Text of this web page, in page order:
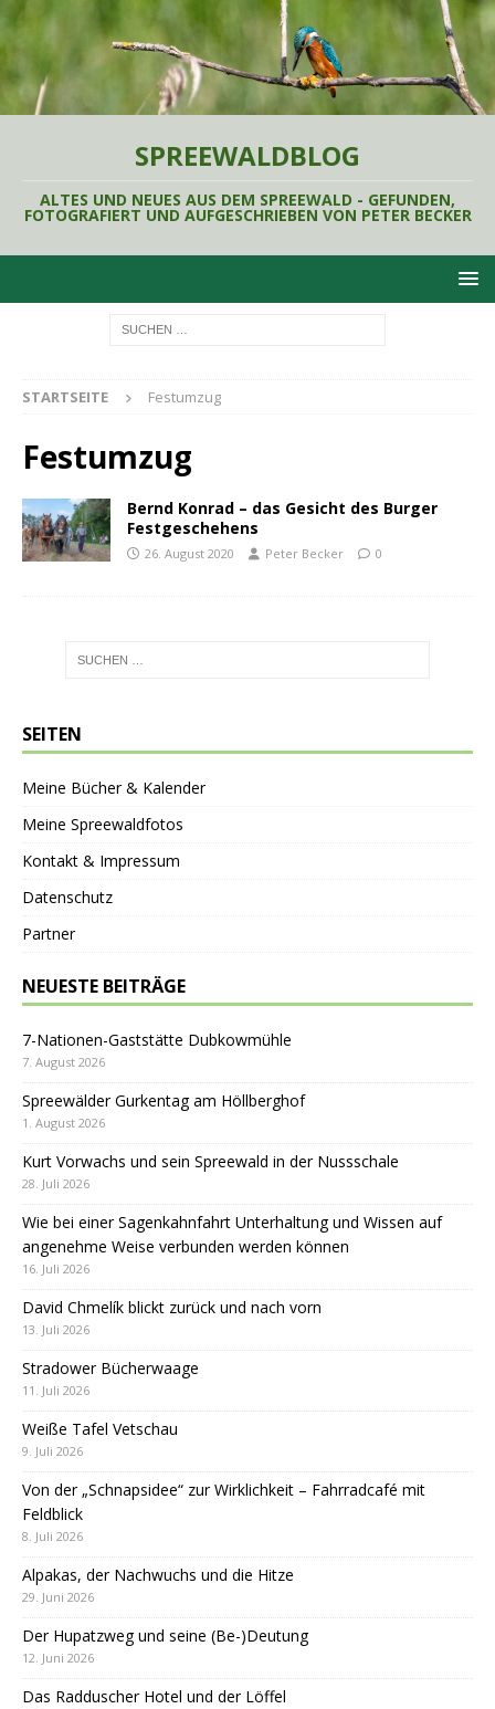
SPREEWALDBLOG
ALTES UND NEUES AUS DEM SPREEWALD - GEFUNDEN,
FOTOGRAFIERT UND AUFGESCHRIEBEN VON PETER BECKER
STARTSEITE Festumzug
Festumzug
Bernd Konrad – das Gesicht des Burger
Festgeschehens
26. August 2020 Peter Becker 0
SEITEN
Meine Bücher & Kalender
Meine Spreewaldfotos
Kontakt & Impressum
Datenschutz
Partner
NEUESTE BEITRÄGE
7-Nationen-Gaststätte Dubkowmühle
7. August 2026
Spreewälder Gurkentag am Höllberghof
1. August 2026
Kurt Vorwachs und sein Spreewald in der Nussschale
28. Juli 2026
Wie bei einer Sagenkahnfahrt Unterhaltung und Wissen auf
angenehme Weise verbunden werden können
16. Juli 2026
David Chmelík blickt zurück und nach vorn
13. Juli 2026
Stradower Bücherwaage
11. Juli 2026
Weiße Tafel Vetschau
9. Juli 2026
Von der „Schnapsidee“ zur Wirklichkeit – Fahrradcafé mit
Feldblick
8. Juli 2026
Alpakas, der Nachwuchs und die Hitze
29. Juni 2026
Der Hupatzweg und seine (Be-)Deutung
12. Juni 2026
Das Radduscher Hotel und der Löffel